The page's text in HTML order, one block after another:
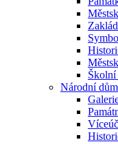
Školní
Národní